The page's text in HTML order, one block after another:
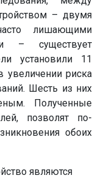
– двумя
лишающими
– существует
установили 11
увеличении риска
Шесть из них
Полученные
позволят по-
обоих
являются